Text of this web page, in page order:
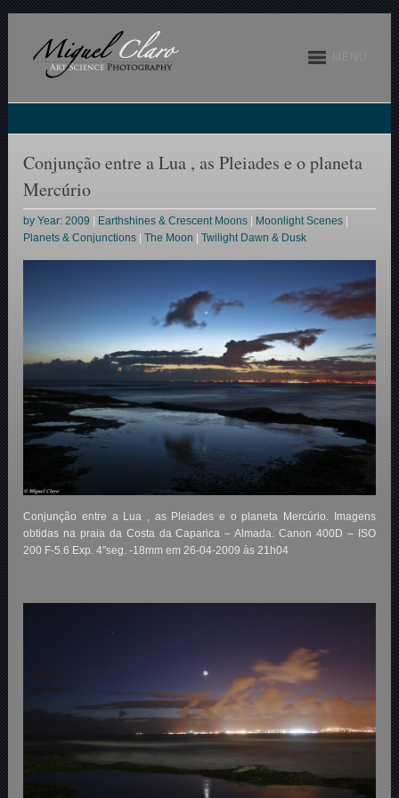
Conjunção entre a Lua , as Pleiades e o planeta
Mercúrio
by Year: 2009 Earthshines & Crescent Moons Moonlight Scenes
Planets & Conjunctions |The Moon |Twilight Dawn & Dusk
Conjunção entre a Lua , as Pleiades e o planeta Mercúrio. Imagens
obtidas na praia da Costa da Caparica – Almada. Canon 400D – ISO
200 F-5.6 Exp. 4″seg. -18mm em 26-04-2009 às 21h04